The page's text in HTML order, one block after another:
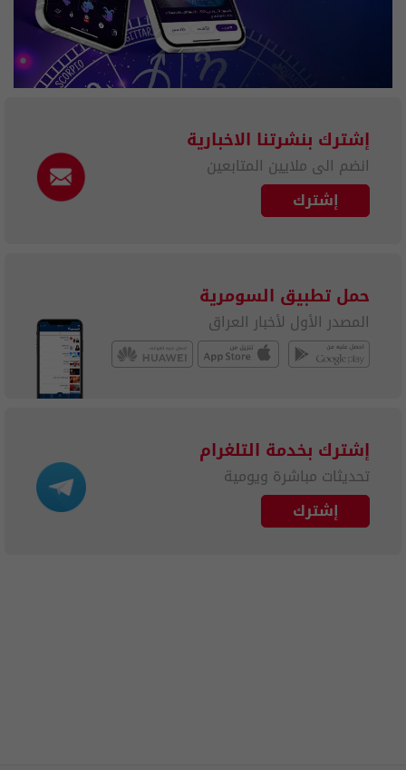
إشترك بنشرتنا الاخبارية
انضم الى ملايين المتابعين
إشترك
حمل تطبيق السومرية
المصدر الأول لأخبار العراق
إشترك بخدمة التلغرام
تحديثات مباشرة ويومية
إشترك